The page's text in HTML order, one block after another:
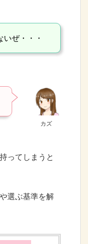
ぜ・・・
カズ
ってしまうと
選ぶ基準を解